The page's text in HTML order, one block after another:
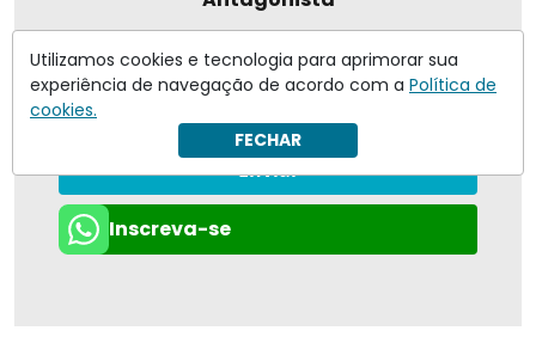
Eu concordo em receber notificações | Para obter mais
informações reveja nossaPolítica de Privacidade
Enviar
Inscreva-se
Utilizamos cookies e tecnologia para aprimorar sua
experiência de navegação de acordo com a Política de
cookies.
FECHAR